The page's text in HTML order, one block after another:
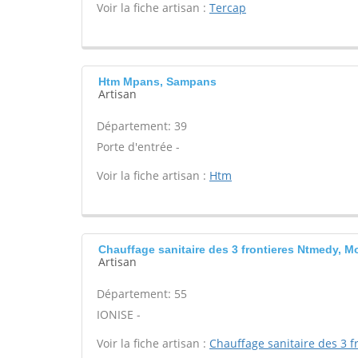
Voir la fiche artisan : Tercap
Htm Mpans, Sampans
Artisan
Département: 39
Porte d'entrée -
Voir la fiche artisan : Htm
Chauffage sanitaire des 3 frontieres Ntmedy,
Artisan
Département: 55
IONISE -
Voir la fiche artisan : Chauffage sanitaire des 3